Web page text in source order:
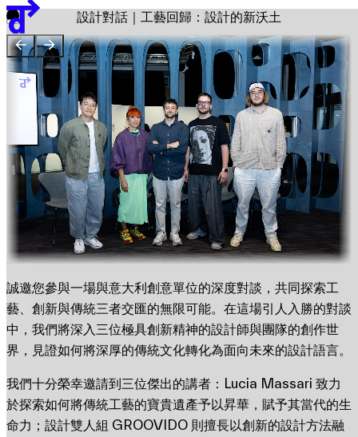
團隊
贊助單位
EN 繁 简
展覽地圖
設計對話｜工藝回歸：設計的新沃土
誠邀您參與一場與意大利創意單位的深度對談，共同探索工
藝、創新與傳統三者交匯的無限可能。在這場引人入勝的對談
中，我們將深入三位極具創新精神的設計師與團隊的創作世
界，見證如何將深厚的傳統文化轉化為面向未來的設計語言。
我們十分榮幸邀請到三位傑出的講者：Lucia Massari 致力
於探索如何將傳統工藝的寶貴遺產予以昇華，賦予其當代的生
命力；設計雙人組 GROOVIDO 則擅長以創新的設計方法融